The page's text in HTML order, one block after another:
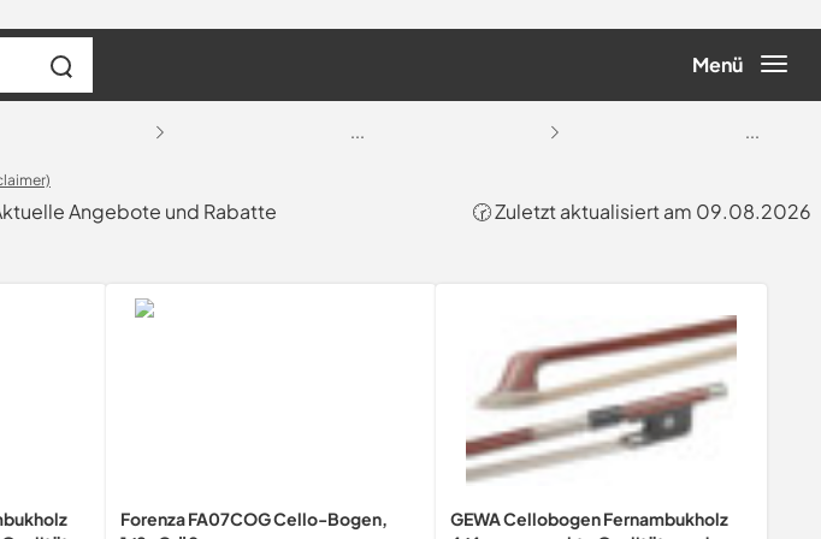
Menü
... ...
Angebote und Rabatte 🕝 Zuletzt aktualisiert am 09.08.2026
Forenza FA07COG Cello-Bogen,
GEWA Cellobogen Fernambukholz